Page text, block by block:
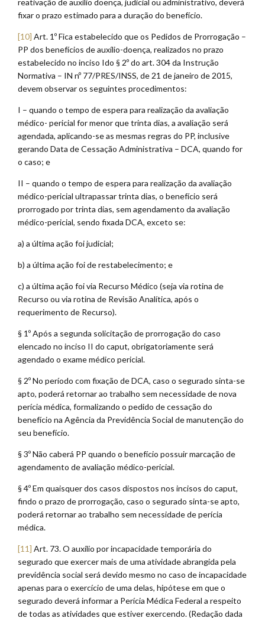
reativação de auxílio doença, judicial ou administrativo, deverá
fixar o prazo estimado para a duração do benefício.
[10] Art. 1º Fica estabelecido que os Pedidos de Prorrogação –
PP dos benefícios de auxílio-doença, realizados no prazo
estabelecido no inciso Ido § 2º do art. 304 da Instrução
Normativa – IN nº 77/PRES/INSS, de 21 de janeiro de 2015,
devem observar os seguintes procedimentos:
I – quando o tempo de espera para realização da avaliação
médico- pericial for menor que trinta dias, a avaliação será
agendada, aplicando-se as mesmas regras do PP, inclusive
gerando Data de Cessação Administrativa – DCA, quando for
o caso; e
II – quando o tempo de espera para realização da avaliação
médico-pericial ultrapassar trinta dias, o benefício será
prorrogado por trinta dias, sem agendamento da avaliação
médico-pericial, sendo fixada DCA, exceto se:
a) a última ação foi judicial;
b) a última ação foi de restabelecimento; e
c) a última ação foi via Recurso Médico (seja via rotina de
Recurso ou via rotina de Revisão Analítica, após o
requerimento de Recurso).
§ 1º Após a segunda solicitação de prorrogação do caso
elencado no inciso II do caput, obrigatoriamente será
agendado o exame médico pericial.
§ 2º No período com fixação de DCA, caso o segurado sinta-se
apto, poderá retornar ao trabalho sem necessidade de nova
perícia médica, formalizando o pedido de cessação do
benefício na Agência da Previdência Social de manutenção do
seu benefício.
§ 3º Não caberá PP quando o benefício possuir marcação de
agendamento de avaliação médico-pericial.
§ 4º Em quaisquer dos casos dispostos nos incisos do caput,
findo o prazo de prorrogação, caso o segurado sinta-se apto,
poderá retornar ao trabalho sem necessidade de perícia
médica.
[11] Art. 73. O auxílio por incapacidade temporária do
segurado que exercer mais de uma atividade abrangida pela
previdência social será devido mesmo no caso de incapacidade
apenas para o exercício de uma delas, hipótese em que o
segurado deverá informar a Perícia Médica Federal a respeito
de todas as atividades que estiver exercendo. (Redação dada